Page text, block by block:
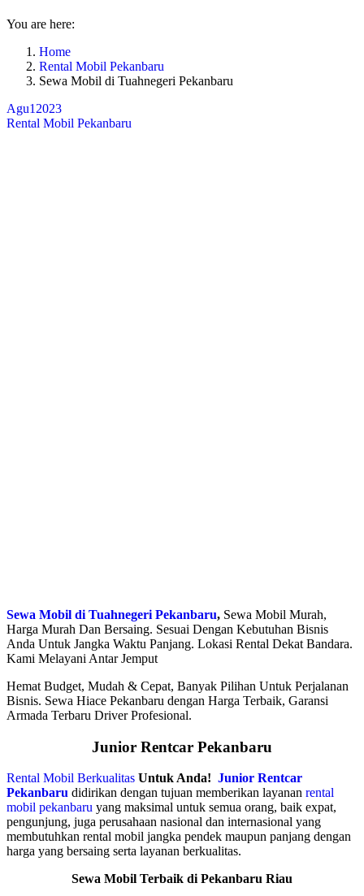
You are here:
Home
Rental Mobil Pekanbaru
Sewa Mobil di Tuahnegeri Pekanbaru
Agu1 2023
Rental Mobil Pekanbaru
Sewa Mobil di Tuahnegeri Pekanbaru, Sewa Mobil Murah,
Harga Murah Dan Bersaing. Sesuai Dengan Kebutuhan Bisnis
Anda Untuk Jangka Waktu Panjang. Lokasi Rental Dekat Bandara.
Kami Melayani Antar Jemput
Hemat Budget, Mudah & Cepat, Banyak Pilihan Untuk Perjalanan
Bisnis. Sewa Hiace Pekanbaru dengan Harga Terbaik, Garansi
Armada Terbaru Driver Profesional.
Junior Rentcar Pekanbaru
Rental Mobil Berkualitas Untuk Anda! Junior Rentcar
Pekanbaru didirikan dengan tujuan memberikan layanan rental
mobil pekanbaru yang maksimal untuk semua orang, baik expat,
pengunjung, juga perusahaan nasional dan internasional yang
membutuhkan rental mobil jangka pendek maupun panjang dengan
harga yang bersaing serta layanan berkualitas.
Sewa Mobil Terbaik di Pekanbaru Riau